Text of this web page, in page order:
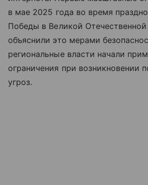
в мае 2025 года во время
Победы в Великой
объяснили это мерами
региональные власти начали
ограничения при возникновении
угроз.